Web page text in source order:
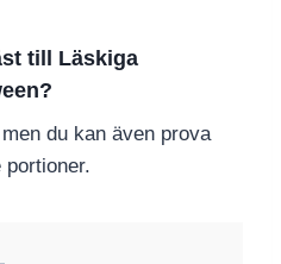
till Läskiga
du kan även prova